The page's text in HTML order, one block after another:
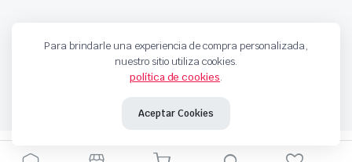
Copyright 2024 © Motorche Autoparts. Todos los derechos reservados
Para brindarle una experiencia de compra personalizada,
nuestro sitio utiliza cookies.
política de cookies.
Aceptar Cookies